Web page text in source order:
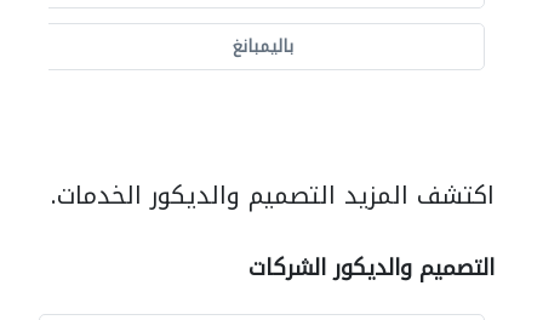
باليمبانغ
اكتشف المزيد التصميم والديكور الخدمات.
التصميم والديكور الشركات